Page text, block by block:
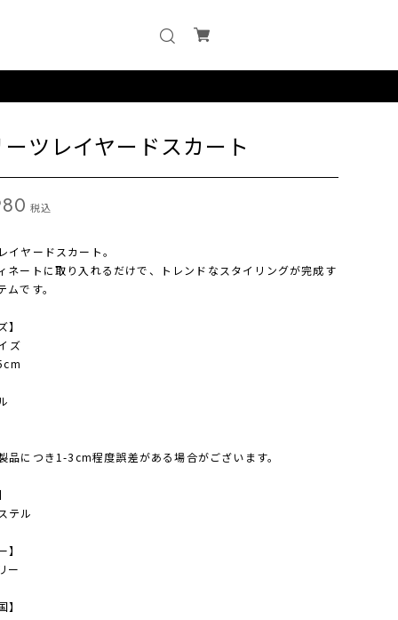
ツレイヤードスカート
税込
イヤードスカート。
ネートに取り入れるだけで、トレンドなスタイリングが完成す
ムです。
】
ズ
品につき1-3cm程度誤差がある場合がございます。
テル
】
ー
】